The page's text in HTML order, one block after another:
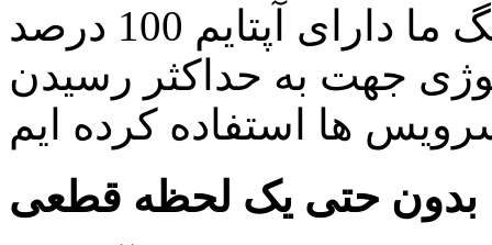
کلیه سرویس های کاهش پینگ ما دارای آپتایم 100 درصد
جهت به حداکثر رسیدن
ها استفاده کرده ایم
بدون حتی یک لحظه قطعی